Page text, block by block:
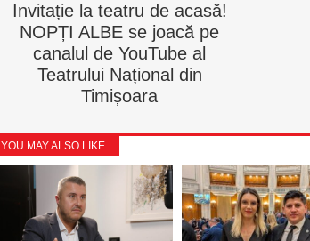
Invitație la teatru de acasă!
NOPȚI ALBE se joacă pe
canalul de YouTube al
Teatrului Național din
Timișoara
YOU MAY ALSO LIKE...